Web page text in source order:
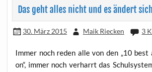
Das geht alles nicht und es ändert
30. März 2015 Maik Riecken 3
Immer noch reden alle von den „10
on“, immer noch ver­harrt das